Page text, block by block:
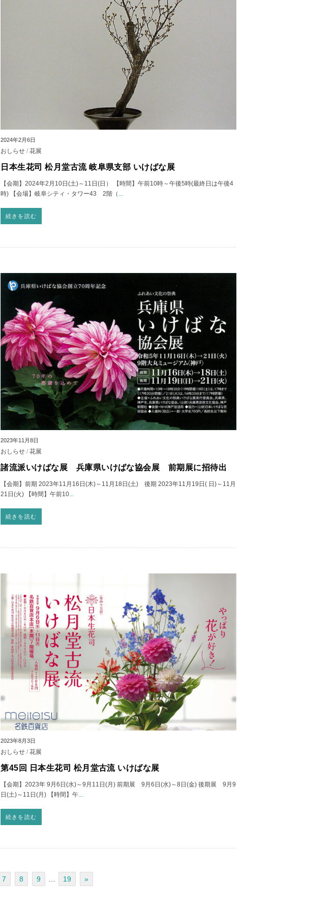
2024年2月6日
おしらせ /花展
日本生花司 松月堂古流 岐阜県支部 いけばな展
【会期】2024年2月10日(土)～11日(日） 【時間】午前10時～午後5時(最終日は午後4
時) 【会場】岐阜シティ・タワー43 2階（ ...
続きを読む
2023年11月8日
おしらせ /花展
諸流派いけばな展 兵庫県いけばな協会展 前期展に招待出
【会期】前期 2023年11月16日(木)～11月18日(土) 後期 2023年11月19日( 日)～11月
21日(火) 【時間】午前10...
続きを読む
2023年8月3日
おしらせ /花展
第45回 日本生花司 松月堂古流 いけばな展
【会期】2023年 9月6日(水)～9月11日(月) 前期展 9月6日(水)～8日(金) 後期展 9月9
日(土)～11日(月) 【時間】午...
続きを読む
7 8 9 19 »